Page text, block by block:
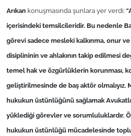
Arıkankonuşmasında şunlara yer verdi: “
içerisindeki temsilcileridir. Bu nedenle
görevi sadece mesleki kalkınma, onur ve
disiplininin ve ahlakının takip edilmesi
temel hak ve özgürlüklerin korunması,
geliştirilmesinde de baş aktör olmalıyız.
hukukun üstünlüğünü sağlamak
yüklediği görevler ve sorumluluklardır.
hukukun üstünlüğü mücadelesinde
TÜRKİYE
Bölge
Güvenlik
Genel